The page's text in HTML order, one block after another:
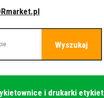
Wyszukaj
i drukarki etykiet